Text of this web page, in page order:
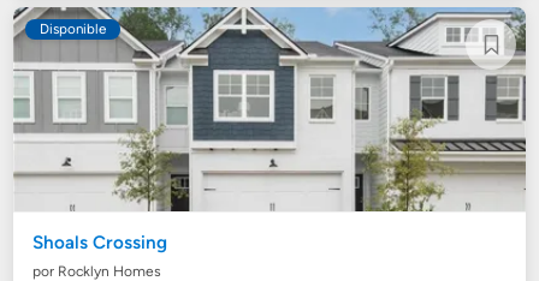
Disponible
Shoals Crossing
por Rocklyn Homes